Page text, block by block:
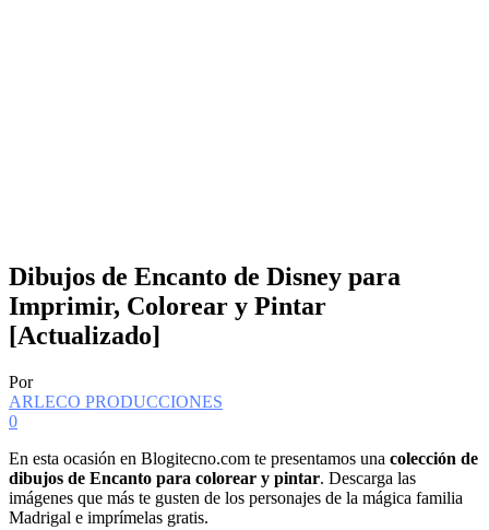
Dibujos de Encanto de Disney para
Imprimir, Colorear y Pintar
[Actualizado]
Por
ARLECO PRODUCCIONES
0
En esta ocasión en Blogitecno.com te presentamos una colección de
dibujos de Encanto para colorear y pintar. Descarga las
imágenes que más te gusten de los personajes de la mágica familia
Madrigal e imprímelas gratis.